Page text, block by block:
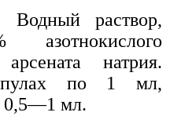
Водный раствор,
натрия.
по 1 мл,
0,5—1 мл.